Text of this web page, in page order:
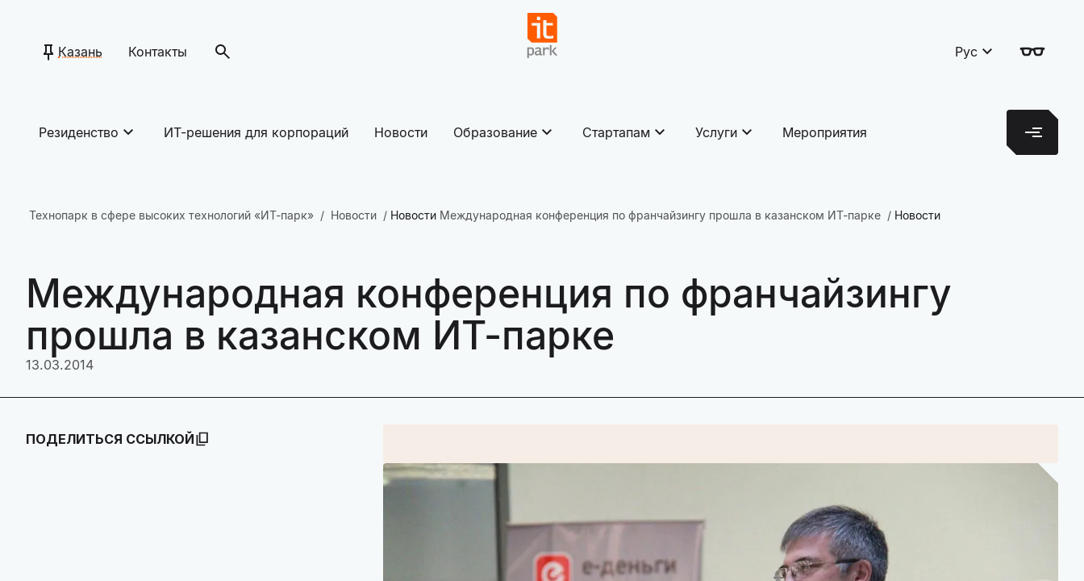
Казань Контакты Рус
Резиденство ИТ-решения для корпораций Новости Образование Стартапам Услуги Мероприятия
Технопарк в сфере высоких технологий «ИТ-парк» Новости Новости Международная конференция по франчайзингу прошла в казанском ИТ-парке Новости
Международная конференция по франчайзингу
прошла в казанском ИТ-парке
13.03.2014
ПОДЕЛИТЬСЯ ССЫЛКОЙ